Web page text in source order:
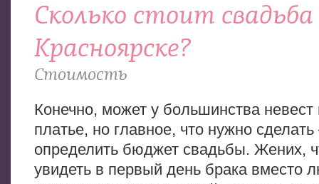
Сколько стоит свадьба
Красноярске?
Стоимость
Конечно, может у большинства невест
платье, но главное, что нужно
определить бюджет свадьбы. Жених,
увидеть в первый день брака вместо